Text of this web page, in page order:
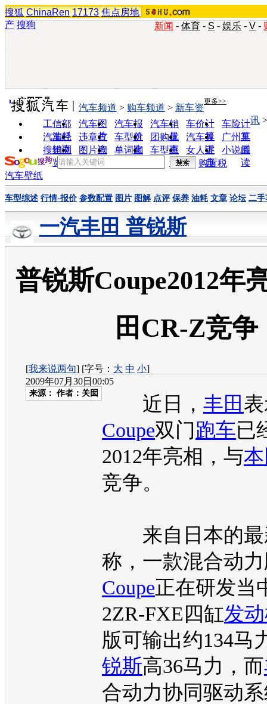
搜狐 ChinaRen 17173 焦点房地
产 搜狗 新闻 - 体育 - S - 娱乐 - V -
实用工具 更多>>
工信部
油耗
汽车图
片
汽车报
价
汽车销
量
车价计
算
车险计
算
汽车经
销商
违章查
询
车型对
比
团购优
惠
汽车投
诉
广州车
展
搜狗浏
览器
图片欣
赏
单词翻
车型查
询
女人宝
典
小说阅
读
汽车频道 > 购车频道 > 新车资
讯
购置税
汽车壁纸
车型综述 行情-报价 参数配置 图片 图解 点评 保养 油耗 文章 论坛 二手
一汽丰田 普锐斯
普锐斯Coupe2012年
田CR-Z竞争
[我来说两句] [字号： 大 中 小]
2009年07月30日00:05
来源： 作者：关囡 近日， 丰田
Coupe双门跑车已
2012年亮相，与
竞争。
来自日本的最
称，一款混合动
Coupe正在研发当
2ZR-FXE四缸发
版可输出约134马
锐斯高36马力，而
合动力协同驱动